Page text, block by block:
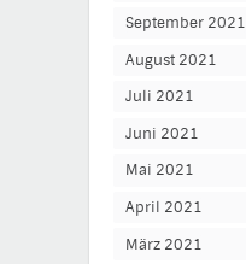
September 2021
August 2021
Juli 2021
Juni 2021
Mai 2021
April 2021
März 2021